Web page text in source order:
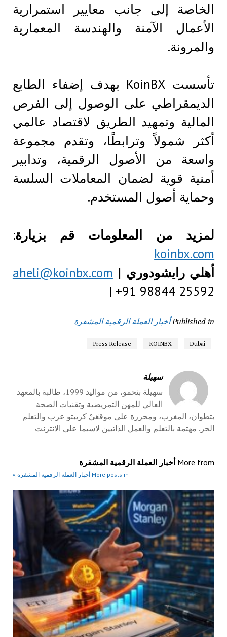
الخاصة إلى جانب معايير استمرارية
الأعمال الآمنة والهندسة المعمارية
والمرونة.
تأسست KoinBX بهدف إضفاء الطابع
الديمقراطي على الوصول إلى الفرص
المالية وتمهيد الطريق لاقتصاد عالمي
أكثر شمولاً وترابطًا، وتقدم مجموعة
واسعة من الأصول الرقمية، وتدابير
أمنية قوية لضمان المعاملات السلسة
وحماية أصول المستخدم.
لمزيد من المعلومات قم بزيارة:
koinbx.com
أهلي رايشودوري |
aheli@koinbx.com
| +91 98844 25592
Published inأخبار العملة الرقمية المشفرة
Dubai
KOINBX
Press Release
سهيلة
سهيلة بنحمو، من مواليد 1999، طالبة بالمعهد
العالي للمهن التمريضية وتقنيات الصحة
بتطوان، المغرب، ومحررة على موقعَيْ كريبتو عرب والتعلم
الحر. مهتمة بالتعلم والعمل الذاتيين لاسيما على الانترنت
More from أخبار العملة الرقمية المشفرة
More posts in أخبار العملة الرقمية المشفرة »